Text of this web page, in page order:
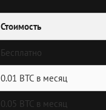
Стоимость
Бесплатно
0.01 BTC в месяц
0.05 BTC в месяц